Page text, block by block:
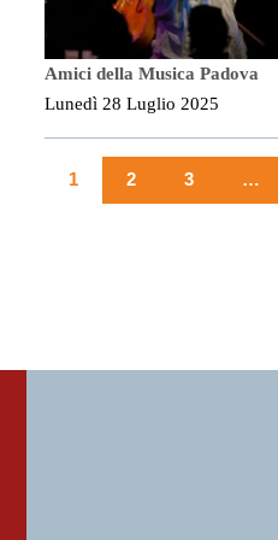
Amici della Musica Padova
Lunedì 28 Luglio 2025
1 2 3 …